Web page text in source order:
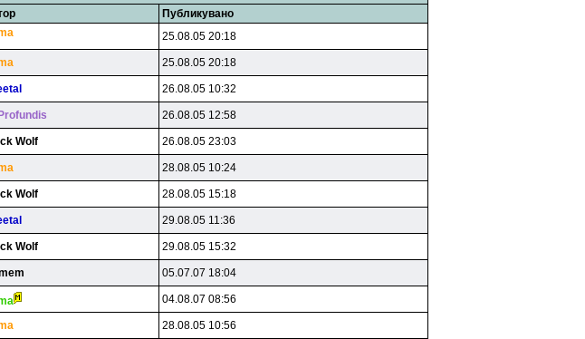
Публикувано
25.08.05 20:18
25.08.05 20:18
26.08.05 10:32
26.08.05 12:58
Wolf 26.08.05 23:03
28.08.05 10:24
Wolf 28.08.05 15:18
29.08.05 11:36
Wolf 29.08.05 15:32
05.07.07 18:04
04.08.07 08:56
28.08.05 10:56